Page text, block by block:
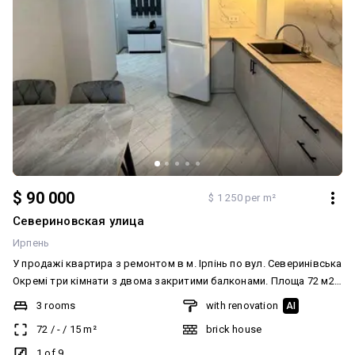
$ 90 000 $ 1 250 per m²
Севериновская улица
Ирпень
У продажі квартира з ремонтом в м. Ірпінь по вул. Северинівська
Окремі три кімнати з двома закритими балконами. Площа 72 м2
Роздільний с/у Поруч вся інфраструктура, 3 хв пішки - школа,
садочок, магазин , зупинка громадського транспорту, аптека ,
парк . Податок 12% Без комісії. Перегляд у зручний для вас час.
Ключі на руках. Додатково: Планування: Роздільна. Санвузол:
3 rooms
72 / - / 15 m²
with renovation AI
brick house